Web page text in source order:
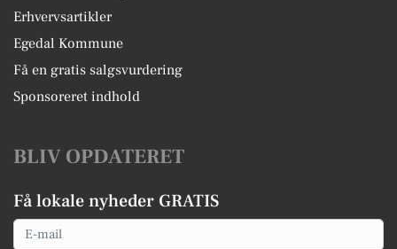
Erhvervsartikler
Egedal Kommune
Få en gratis salgsvurdering
Sponsoreret indhold
BLIV OPDATERET
Få lokale nyheder GRATIS
Email